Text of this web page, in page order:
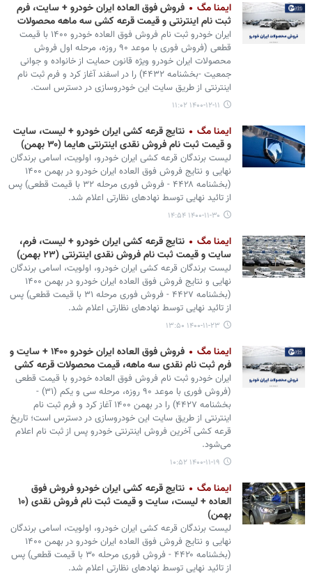
ایمنا مگ
فروش فوق العاده ایران خودرو + سایت، فرم
ثبت نام اینترنتی و قیمت قرعه کشی سه ماهه محصولات
ایران خودرو ثبت نام فروش فوق العاده خودرو ۱۴۰۰ با قیمت
قطعی (فروش فوری با موعد ۹۰ روزه، مرحله اول فروش
محصولات ایران خودرو ویژه قانون حمایت از خانواده و جوانی
جمعیت -بخشنامه ۴۴۳۲) را در اسفند آغاز کرد و فرم ثبت نام
اینترنتی از طریق سایت این خودروسازی در دسترس است.
۱۴۰۰-۱۲-۱۱ ۱۱:۰۲
ایمنا مگ
نتایج قرعه کشی ایران خودرو + لیست، سایت
و قیمت ثبت نام فروش نقدی اینترنتی هایما (۳۰ بهمن)
لیست برندگان قرعه کشی ایران خودرو، اولویت، اسامی برندگان
نهایی و نتایج فروش فوق العاده ایران خودرو در بهمن ۱۴۰۰
(بخشنامه ۴۴۲۸ - فروش فوری مرحله ۳۲ با قیمت قطعی) پس
از تائید نهایی توسط نهادهای نظارتی اعلام شد.
۱۴۰۰-۱۱-۳۰ ۱۴:۵۴
ایمنا مگ
نتایج قرعه کشی ایران خودرو + لیست، فرم،
سایت و قیمت ثبت نام فروش نقدی اینترنتی (۲۳ بهمن)
لیست برندگان قرعه کشی ایران خودرو، اولویت، اسامی برندگان
نهایی و نتایج فروش فوق العاده ایران خودرو در بهمن ۱۴۰۰
(بخشنامه ۴۴۲۷ - فروش فوری مرحله ۳۱ با قیمت قطعی) پس
از تائید نهایی توسط نهادهای نظارتی اعلام شد.
۱۴۰۰-۱۱-۲۳ ۱۳:۵۰
ایمنا مگ
فروش فوق العاده ایران خودرو ۱۴۰۰ + سایت و
فرم ثبت نام نقدی سه ماهه، قیمت محصولات قرعه کشی
ایران خودرو ثبت نام فروش فوق العاده خودرو با قیمت قطعی
(فروش فوری با موعد ۹۰ روزه، مرحله سی و یکم (۳۱) -
بخشنامه ۴۴۲۷) را در بهمن ۱۴۰۰ آغاز کرد و فرم ثبت نام
اینترنتی از طریق سایت این خودروسازی در دسترس است؛ تاریخ
قرعه کشی آخرین فروش اینترنتی خودرو پس از ثبت نام اعلام
می‌شود.
۱۴۰۰-۱۱-۱۹ ۱۰:۵۲
ایمنا مگ
نتایج قرعه کشی ایران خودرو فروش فوق
العاده + لیست، سایت و قیمت ثبت نام فروش نقدی (۱۰
بهمن)
لیست برندگان قرعه کشی ایران خودرو، اولویت، اسامی برندگان
نهایی و نتایج فروش فوق العاده ایران خودرو در بهمن ۱۴۰۰
(بخشنامه ۴۴۲۰ - فروش فوری مرحله ۳۰ با قیمت قطعی) پس
از تائید نهایی توسط نهادهای نظارتی اعلام شد.